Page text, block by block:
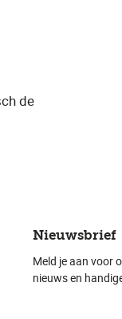
de
Nieuwsbrief
Meld je aan voor
nieuws en